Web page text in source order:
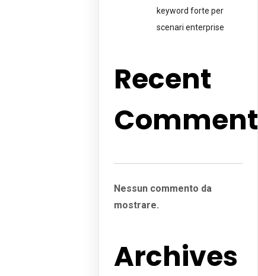
keyword forte per
scenari enterprise
Recent
Nessun commento da
mostrare.
Archives